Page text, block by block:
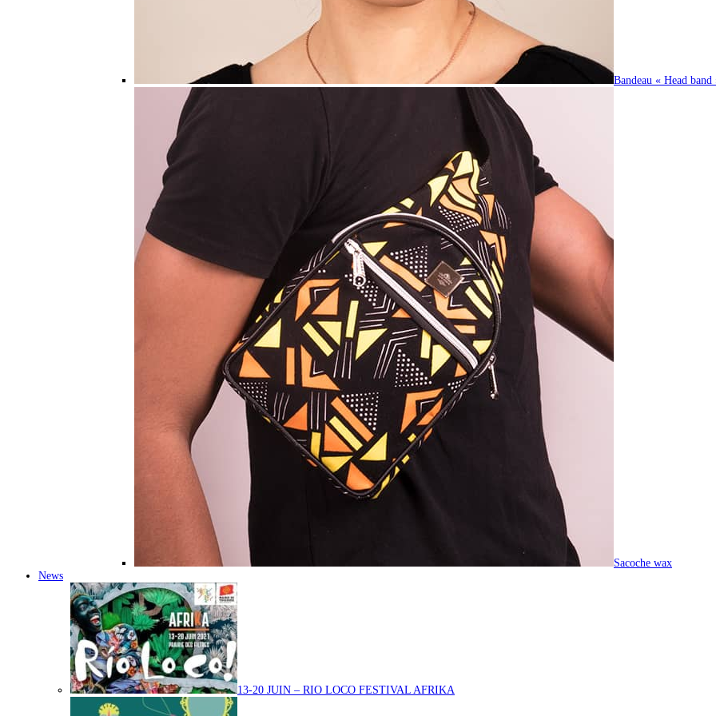
Bandeau « Head band
Sacoche wax
News
13-20 JUIN – RIO LOCO FESTIVAL AFRIKA